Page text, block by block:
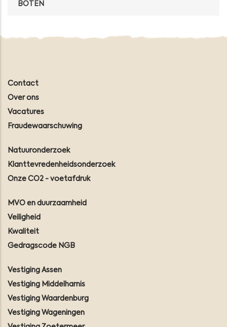
BOTEN
Contact
Over ons
Vacatures
Fraudewaarschuwing
Natuuronderzoek
Klanttevredenheidsonderzoek
Onze CO2 - voetafdruk
MVO en duurzaamheid
Veiligheid
Kwaliteit
Gedragscode NGB
Vestiging Assen
Vestiging Middelharnis
Vestiging Waardenburg
Vestiging Wageningen